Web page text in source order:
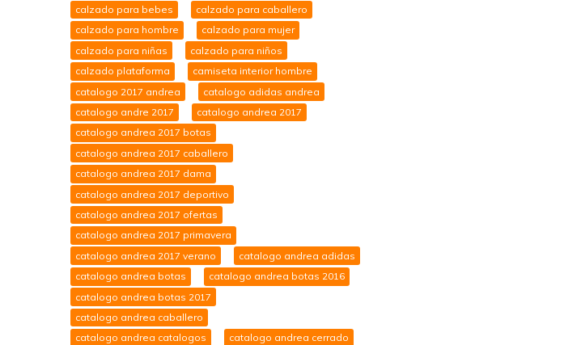
calzado para bebes
calzado para caballero
calzado para hombre
calzado para mujer
calzado para niñas
calzado para niños
calzado plataforma
camiseta interior hombre
catalogo 2017 andrea
catalogo adidas andrea
catalogo andre 2017
catalogo andrea 2017
catalogo andrea 2017 botas
catalogo andrea 2017 caballero
catalogo andrea 2017 dama
catalogo andrea 2017 deportivo
catalogo andrea 2017 ofertas
catalogo andrea 2017 primavera
catalogo andrea 2017 verano
catalogo andrea adidas
catalogo andrea botas
catalogo andrea botas 2016
catalogo andrea botas 2017
catalogo andrea caballero
catalogo andrea catalogos
catalogo andrea cerrado